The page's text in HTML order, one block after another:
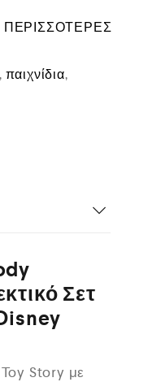
ΠΕΡΙΣΣΟΤΕΡΕΣ
, παιχνίδια,
Σετ
Story με